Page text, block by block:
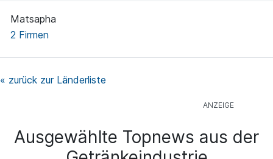
Matsapha
2 Firmen
« zurück zur Länderliste
Ausgewählte Topnews aus der